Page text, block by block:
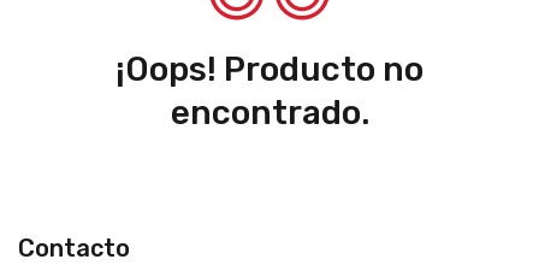
¡Oops! Producto no
encontrado.
Contacto